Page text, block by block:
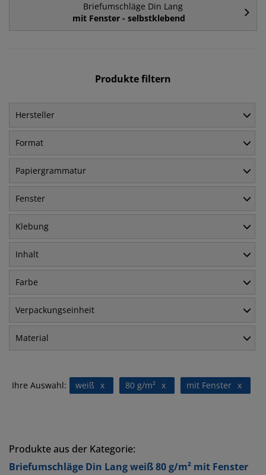
Briefumschläge Din Lang
mit Fenster - selbstklebend
Produkte filtern
Hersteller
Format
Papiergrammatur
Fenster
Klebung
Inhalt
Farbe
Verpackungseinheit
Material
Ihre Auswahl: x
weiß x
80 g/m² x
mit Fenster
Produkte aus der Kategorie:
Briefumschläge Din Lang weiß 80 g/m² mit Fenster